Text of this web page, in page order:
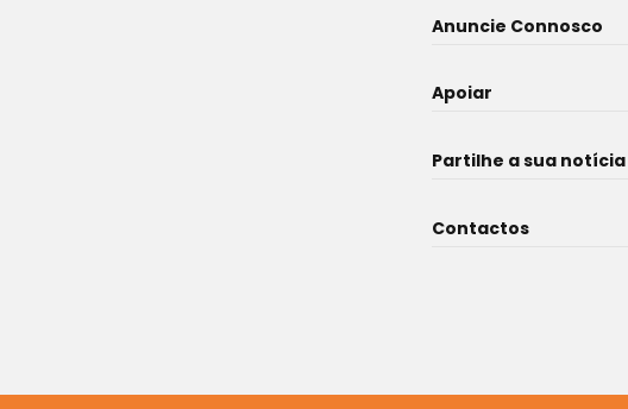
Anuncie Connosco
Apoiar
Partilhe a sua notícia
Contactos